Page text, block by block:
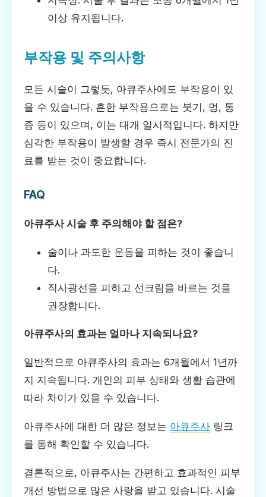
이상 유지됩니다.
부작용 및 주의사항
모든 시술이 그렇듯, 아큐주사에도 부작용이 있
을 수 있습니다. 흔한 부작용으로는 붓기, 멍, 통
증 등이 있으며, 이는 대개 일시적입니다. 하지만
심각한 부작용이 발생할 경우 즉시 전문가의 진
료를 받는 것이 중요합니다.
FAQ
아큐주사 시술 후 주의해야 할 점은?
술이나 과도한 운동을 피하는 것이 좋습니
다.
직사광선을 피하고 선크림을 바르는 것을
권장합니다.
아큐주사의 효과는 얼마나 지속되나요?
일반적으로 아큐주사의 효과는 6개월에서 1년까
지 지속됩니다. 개인의 피부 상태와 생활 습관에
따라 차이가 있을 수 있습니다.
아큐주사에 대한 더 많은 정보는 아큐주사 링크
를 통해 확인할 수 있습니다.
결론적으로, 아큐주사는 간편하고 효과적인 피부
개선 방법으로 많은 사랑을 받고 있습니다. 시술